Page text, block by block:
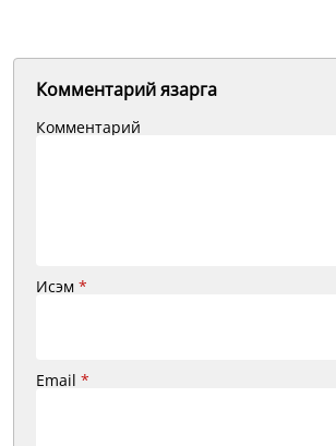
Комментарий язарга
Комментарий
Исэм *
Email *